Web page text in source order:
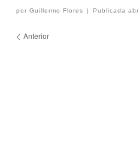
por Guillermo Flores | Publicada
Navegación de
Anterior